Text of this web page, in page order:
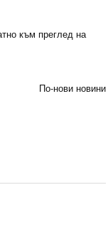
към преглед на
По-нови новини